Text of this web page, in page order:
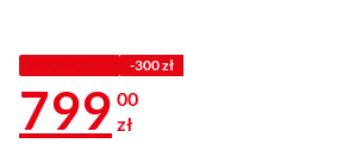
-300 zł
799 00
zł